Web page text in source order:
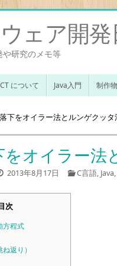
ェア開
や研究のメモ等
について Java入門 制作
下をオイラー法とルンゲクッタ
をオイラー
2013年8月17日 C言語, Java
次
方程式
返り）